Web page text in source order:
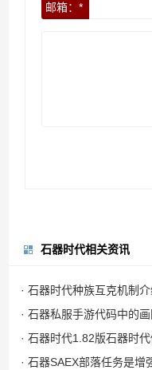
邮箱：*
石器时代相关资讯
· 石器时代种族互克机制介
· 石器私服手游代码中的
· 石器时代1.82版石器时
· 石器SAEX部落任务是增